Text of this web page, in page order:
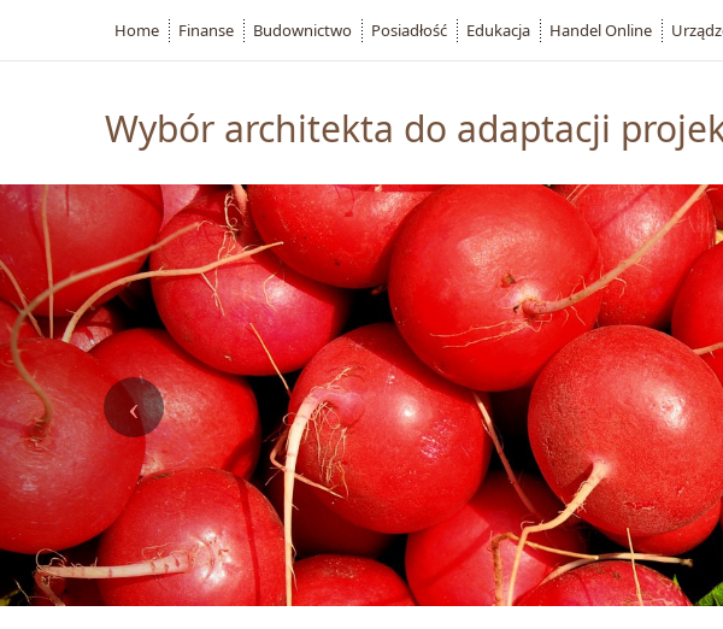
Wybór architekta do adaptacji
Home Finanse Budownictwo Posiadłość Edukacja Handel Online